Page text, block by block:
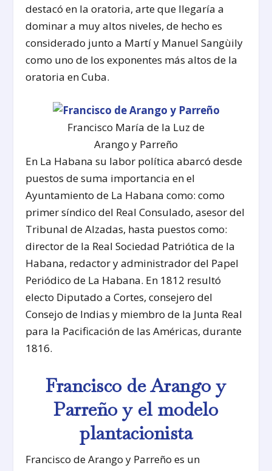
destacó en la oratoria, arte que llegaría a
dominar a muy altos niveles, de hecho es
considerado junto a Martí y Manuel Sangùily
como uno de los exponentes más altos de la
oratoria en Cuba.
Francisco María de la Luz de
Arango y Parreño
En La Habana su labor política abarcó desde
puestos de suma importancia en el
Ayuntamiento de La Habana como: como
primer síndico del Real Consulado, asesor del
Tribunal de Alzadas, hasta puestos como:
director de la Real Sociedad Patriótica de la
Habana, redactor y administrador del Papel
Periódico de La Habana. En 1812 resultó
electo Diputado a Cortes, consejero del
Consejo de Indias y miembro de la Junta Real
para la Pacificación de las Américas, durante
1816.
Francisco de Arango y
Parreño y el modelo
plantacionista
Francisco de Arango y Parreño es un